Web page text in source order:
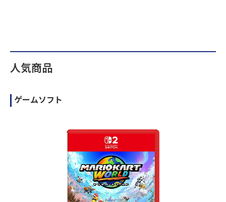
人気商品
ゲームソフト